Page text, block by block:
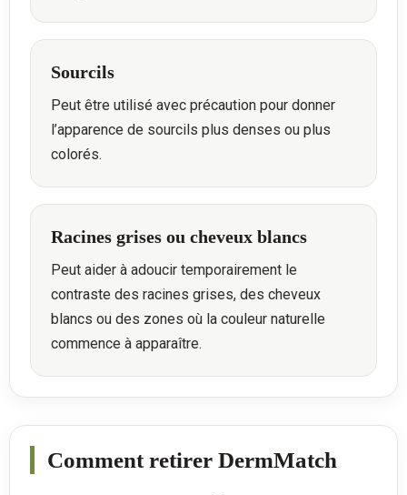
Sourcils
Peut être utilisé avec précaution pour donner
l’apparence de sourcils plus denses ou plus
colorés.
Racines grises ou cheveux blancs
Peut aider à adoucir temporairement le
contraste des racines grises, des cheveux
blancs ou des zones où la couleur naturelle
commence à apparaître.
Comment retirer DermMatch